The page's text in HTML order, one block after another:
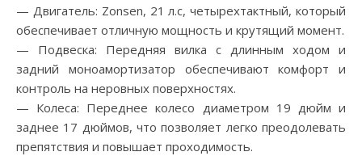
— Двигатель: Zonsen, 21 л.с, четырехтактный, который
обеспечивает отличную мощность и крутящий момент.
— Подвеска: Передняя вилка с длинным ходом и
задний моноамортизатор обеспечивают комфорт и
контроль на неровных поверхностях.
— Колеса: Переднее колесо диаметром 19 дюйм и
заднее 17 дюймов, что позволяет легко преодолевать
препятствия и повышает проходимость.